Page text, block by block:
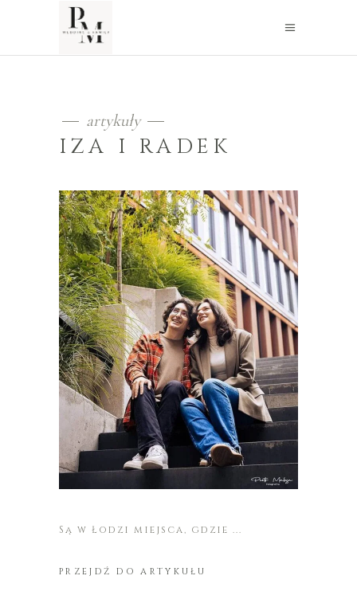
artykuły
IZA I RADEK
Są w Łodzi miejsca, gdzie
PRZEJDŹ DO ARTYKUŁU